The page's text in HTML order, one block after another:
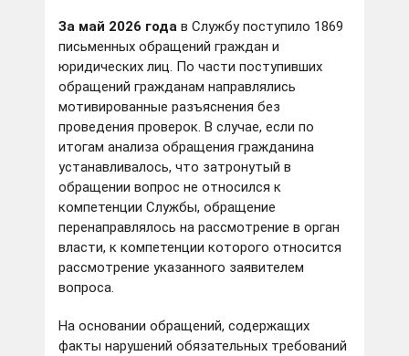
За май 2026 года в Службу поступило 1869
письменных обращений граждан и
юридических лиц. По части поступивших
обращений гражданам направлялись
мотивированные разъяснения без
проведения проверок. В случае, если по
итогам анализа обращения гражданина
устанавливалось, что затронутый в
обращении вопрос не относился к
компетенции Службы, обращение
перенаправлялось на рассмотрение в орган
власти, к компетенции которого относится
рассмотрение указанного заявителем
вопроса.
На основании обращений, содержащих
факты нарушений обязательных требований